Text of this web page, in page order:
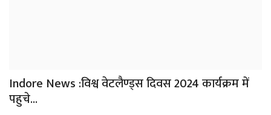
Indore News :विश्व वेटलैण्ड्स दिवस 2024 कार्यक्रम में
पहुचे...